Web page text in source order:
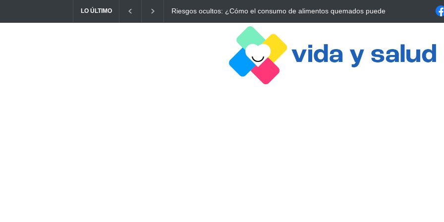
LO ÚLTIMO Ayuno Digital: La Estrategia Esencial para Mejorar tu Bienestar La conexión vital